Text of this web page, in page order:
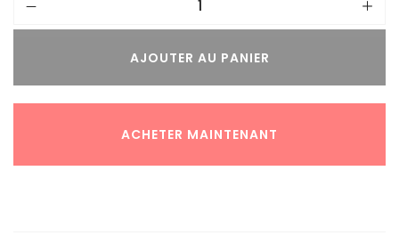
AJOUTER AU PANIER
ACHETER MAINTENANT